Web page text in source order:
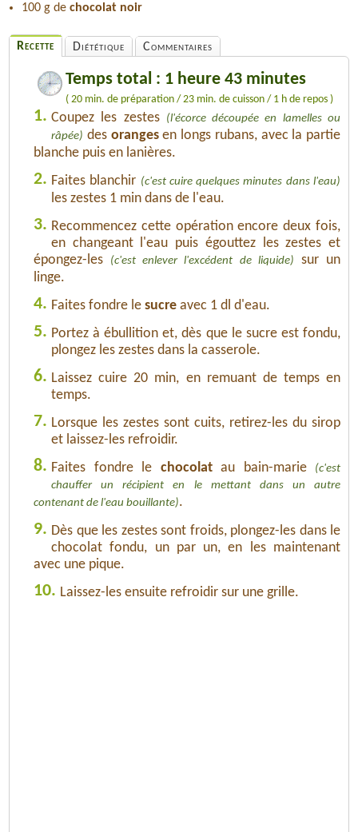
100 g de chocolat noir
Recette Diététique Commentaires
Temps total : 1 heure 43 minutes
( 20 min. de préparation / 23 min. de cuisson / 1 h de repos )
1. Coupez les zestes (l'écorce découpée en lamelles ou
râpée) des orangesen longs rubans, avec la partie
blanche puis en lanières.
2. Faites blanchir (c'est cuire quelques minutes dans l'eau)
les zestes 1 min dans de l'eau.
3. Recommencez cette opération encore deux fois,
en changeant l'eau puis égouttez les zestes et
épongez-les
(c'est enlever l'excédent de liquide)
sur un
linge.
4. Faites fondre le sucre avec 1 dl d'eau.
5. Portez à ébullition et, dès que le sucre est fondu,
plongez les zestes dans la casserole.
6. Laissez cuire 20 min, en remuant de temps en
temps.
7. Lorsque les zestes sont cuits, retirez-les du sirop
et laissez-les refroidir.
8. Faites fondre le chocolatau bain-marie
(c'est
chauffer un récipient en le mettant dans un autre
contenant de l'eau bouillante).
9. Dès que les zestes sont froids, plongez-les dans le
chocolat fondu, un par un, en les maintenant
avec une pique.
10. Laissez-les ensuite refroidir sur une grille.